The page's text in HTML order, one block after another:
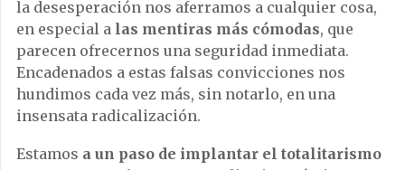
la desesperación nos aferramos a cualquier cosa,
en especial a las mentiras más cómodas, que
parecen ofrecernos una seguridad inmediata.
Encadenados a estas falsas convicciones nos
hundimos cada vez más, sin notarlo, en una
insensata radicalización.
Estamos a un paso de implantar el totalitarismo